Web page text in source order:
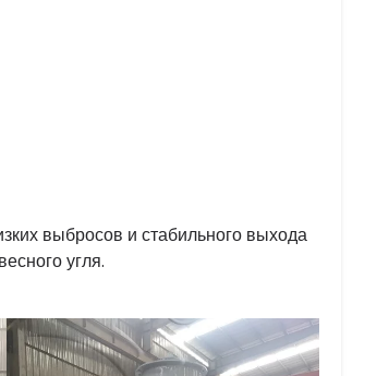
выбросов и стабильного выхода
угля.